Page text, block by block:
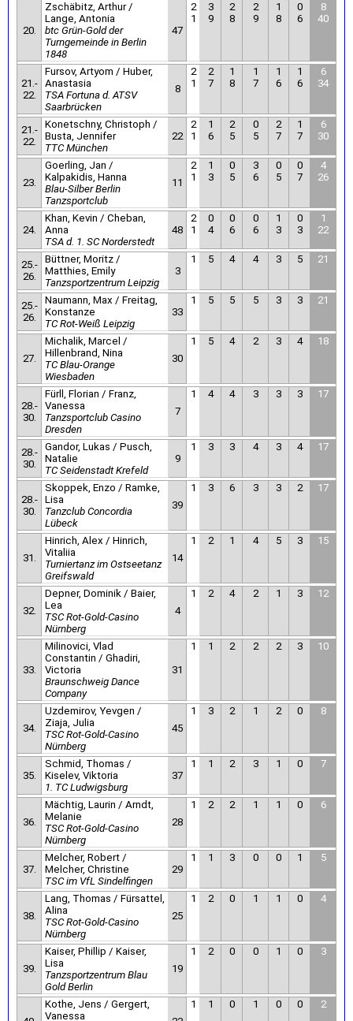
20.
Zschäbitz, Arthur /
Lange, Antonia
btc Grün-Gold der
Turngemeinde in Berlin
1848
47
2
1
3
9
2
8
2
9
1
8
0
6
8
40
21.-
22.
Fursov, Artyom / Huber,
Anastasia
TSA Fortuna d. ATSV
Saarbrücken
8
2
1
2
7
1
8
1
7
1
6
1
6
6
34
21.-
22.
Konetschny, Christoph /
Busta, Jennifer
TTC München
22
2
1
1
6
2
5
0
5
2
7
1
7
6
30
23.
Goerling, Jan /
Kalpakidis, Hanna
Blau-Silber Berlin
Tanzsportclub
11
2
1
1
3
0
5
3
6
0
5
0
7
4
26
24.
Khan, Kevin / Cheban,
Anna
TSA d. 1. SC Norderstedt
48
2
1
0
4
0
6
0
6
1
3
0
3
1
22
25.-
26.
Büttner, Moritz /
Matthies, Emily
Tanzsportzentrum Leipzig
3
1 5 4 4 3 5 21
25.-
26.
Naumann, Max / Freitag,
Konstanze
TC Rot-Weiß Leipzig
33
1 5 5 5 3 3 21
27.
Michalik, Marcel /
Hillenbrand, Nina
TC Blau-Orange
Wiesbaden
30
1 5 4 2 3 4 18
28.-
30.
Fürll, Florian / Franz,
Vanessa
Tanzsportclub Casino
Dresden
7
1 4 4 3 3 3 17
28.-
30.
Gandor, Lukas / Pusch,
Natalie
TC Seidenstadt Krefeld
9
1 3 3 4 3 4 17
28.-
30.
Skoppek, Enzo / Ramke,
Lisa
Tanzclub Concordia
Lübeck
39
1 3 6 3 3 2 17
31.
Hinrich, Alex / Hinrich,
Vitaliia
Turniertanz im Ostseetanz
Greifswald
14
1 2 1 4 5 3 15
32.
Depner, Dominik / Baier,
Lea
TSC Rot-Gold-Casino
Nürnberg
4
1 2 4 2 1 3 12
33.
Milinovici, Vlad
Constantin / Ghadiri,
Victoria
Braunschweig Dance
Company
31
1 1 2 2 2 3 10
34.
Uzdemirov, Yevgen /
Ziaja, Julia
TSC Rot-Gold-Casino
Nürnberg
45
1 3 2 1 2 0 8
35.
Schmid, Thomas /
Kiselev, Viktoria
1. TC Ludwigsburg
37
1 1 2 3 1 0 7
36.
Mächtig, Laurin / Arndt,
Melanie
TSC Rot-Gold-Casino
Nürnberg
28
1 2 2 1 1 0 6
37.
Melcher, Robert /
Melcher, Christine
TSC im VfL Sindelfingen
29
1 1 3 0 0 1 5
38.
Lang, Thomas / Fürsattel,
Alina
TSC Rot-Gold-Casino
Nürnberg
25
1 2 0 1 1 0 4
39.
Kaiser, Phillip / Kaiser,
Lisa
Tanzsportzentrum Blau
Gold Berlin
19
1 2 0 0 1 0 3
Kothe, Jens / Gergert,
Vanessa
1 1 0 1 0 0 2